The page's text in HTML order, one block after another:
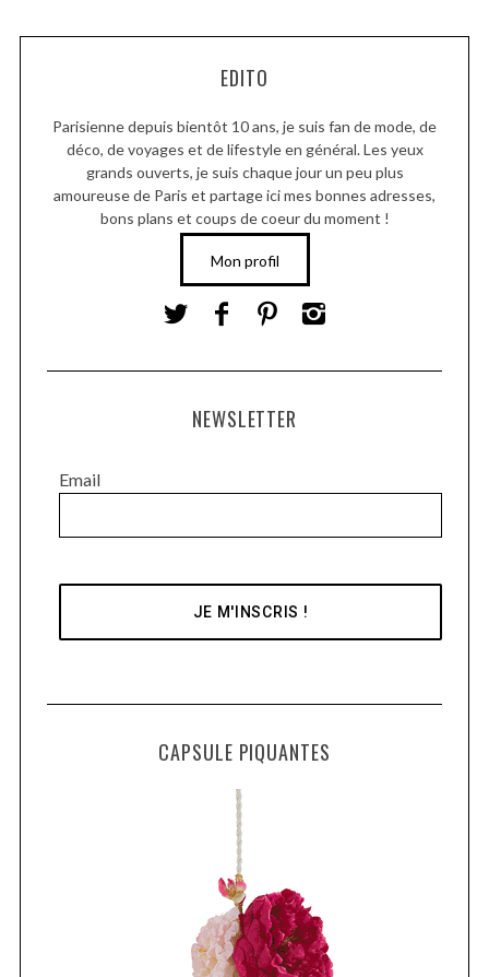
EDITO
Parisienne depuis bientôt 10 ans, je suis fan de mode, de
déco, de voyages et de lifestyle en général. Les yeux
grands ouverts, je suis chaque jour un peu plus
amoureuse de Paris et partage ici mes bonnes adresses,
bons plans et coups de coeur du moment !
Mon profil
NEWSLETTER
Email
CAPSULE PIQUANTES